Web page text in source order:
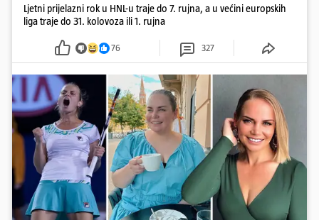
Ljetni prijelazni rok u HNL-u traje do 7. rujna, a u većini europskih
liga traje do 31. kolovoza ili 1. rujna
76 327